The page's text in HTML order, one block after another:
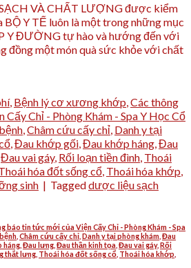
VÀ CHẤT LƯỢNG được kiểm
BỘ Y TẾ luôn là một trong những mục
Y ĐƯỜNG tự hào và hướng đến với
đồng một món quà sức khỏe với chất
, Bệnh lý cơ xương khớp,Các thông
Chỉ - Phòng Khám - Spa Y Học Cổ
,Châm cứu cấy chỉ, Danh y tại
,Đau khớp gối,Đau khớp háng,Đau
Đau vai gáy, Rối loạn tiền đình, Thoái
hóa đốt sống cổ, Thoái hóa khớp,
sinh | Taggeddược liệu sạch
báo tin tức mới của Viện Cấy Chỉ - Phòng Khám - Spa
Châm cứu cấy chỉ Danh y tại phòng khám Đau
háng Đau lưng Đau thần kinh tọa Đau vai gáy, Rối
thắt lưng Thoái hóa đốt sống cổ Thoái hóa khớp